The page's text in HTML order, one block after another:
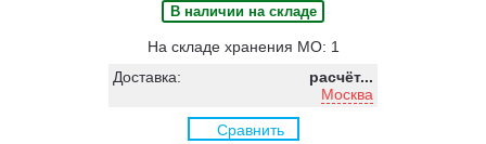
В наличии на складе
На складе хранения МО: 1
Доставка:
расчёт...
Москва
Сравнить